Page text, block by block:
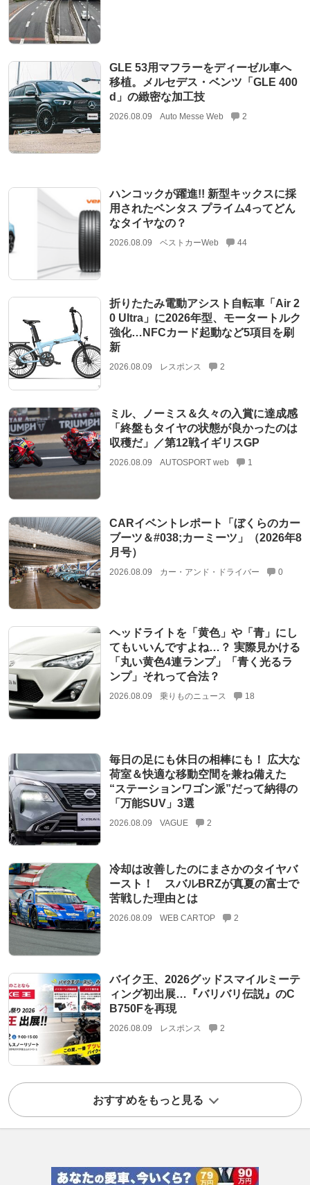
GLE 53用マフラーをディーゼル車へ
移植。メルセデス・ベンツ「GLE 400
d」の緻密な加工技
2026.08.09 Auto Messe Web 2
ハンコックが躍進!! 新型キックスに採
用されたベンタス プライム4ってどん
なタイヤなの？
2026.08.09 ベストカーWeb 44
折りたたみ電動アシスト自転車「Air 2
0 Ultra」に2026年型、モータートルク
強化…NFCカード起動など5項目を刷
新
2026.08.09 レスポンス 2
ミル、ノーミス＆久々の入賞に達成感
「終盤もタイヤの状態が良かったのは
収穫だ」／第12戦イギリスGP
2026.08.09 AUTOSPORT web 1
CARイベントレポート「ぼくらのカー
ブーツ＆#038;カーミーツ」（2026年8
月号）
2026.08.09 カー・アンド・ドライバー 0
ヘッドライトを「黄色」や「青」にし
てもいいんですよね…？ 実際見かける
「丸い黄色4連ランプ」「青く光るラ
ンプ」それって合法？
2026.08.09 乗りものニュース 18
毎日の足にも休日の相棒にも！ 広大な
荷室＆快適な移動空間を兼ね備えた
“ステーションワゴン派”だって納得の
「万能SUV」3選
2026.08.09 VAGUE 2
冷却は改善したのにまさかのタイヤバ
ースト！ スバルBRZが真夏の富士で
苦戦した理由とは
2026.08.09 WEB CARTOP 2
バイク王、2026グッドスマイルミーテ
ィング初出展…『バリバリ伝説』のC
B750Fを再現
2026.08.09 レスポンス 2
おすすめをもっと見る